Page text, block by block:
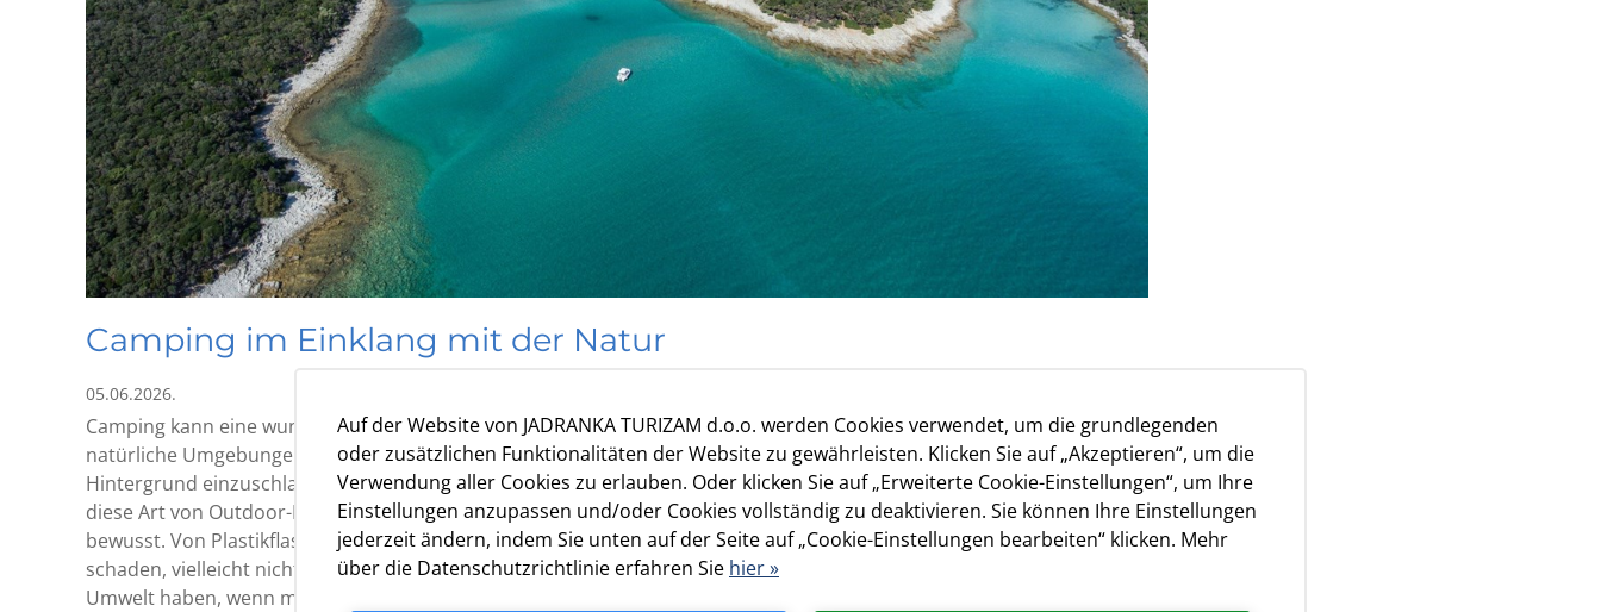
Camping im Einklang mit der Natur
05.06.2026.
Camping kann eine wunderbare Art sein, Urlaub zu machen und gleichzeitig die Erfahrungen zu genießen, die
natürliche Umgebungen im Freien bieten; es gibt kaum etwas Schöneres, als beim Rauschen des Meeres im
Hintergrund einzuschlafen oder den Duft frischer Tannenzapfen zu riechen. Allerdings werden sich Menschen, die
diese Art von Outdoor-Erlebnis lieben, zunehmend auch der potenziell negativen Auswirkungen auf unseren Planeten
bewusst. Von Plastikflaschenverschmutzung bis hin zu CO₂-Emissionen durch Autos – Camping kann unserer Umwelt
schaden, vielleicht nicht im gleichen Ausmaß wie andere Urlaubsformen, aber dennoch kann es Auswirkungen auf die
Umwelt haben, wenn man nicht vorsichtig und rücksichtsvoll ist.
Auf der Website von JADRANKA TURIZAM d.o.o. werden Cookies verwendet, um die grundlegenden
oder zusätzlichen Funktionalitäten der Website zu gewährleisten. Klicken Sie auf „Akzeptieren“, um die
Verwendung aller Cookies zu erlauben. Oder klicken Sie auf „Erweiterte Cookie-Einstellungen“, um Ihre
Einstellungen anzupassen und/oder Cookies vollständig zu deaktivieren. Sie können Ihre Einstellungen
jederzeit ändern, indem Sie unten auf der Seite auf „Cookie-Einstellungen bearbeiten“ klicken. Mehr
über die Datenschutzrichtlinie erfahren Sie hier »